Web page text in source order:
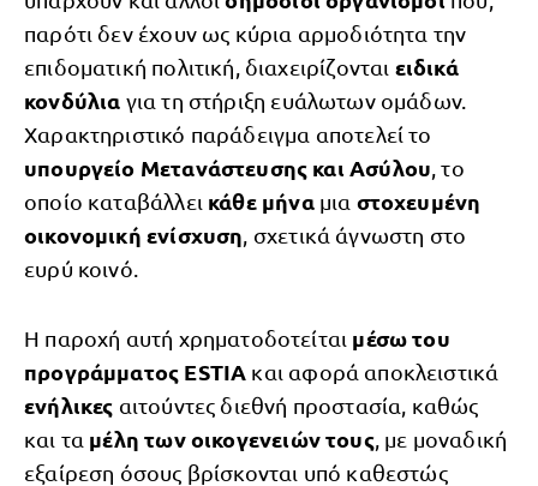
παρότι δεν έχουν ως κύρια αρμοδιότητα την
επιδοματική πολιτική, διαχειρίζονται ειδικά
κονδύλια για τη στήριξη ευάλωτων ομάδων.
Χαρακτηριστικό παράδειγμα αποτελεί το
υπουργείο Μετανάστευσης και Ασύλου , το
οποίο καταβάλλει κάθε μήνα μια στοχευμένη
οικονομική ενίσχυση , σχετικά άγνωστη στο
ευρύ κοινό.
Η παροχή αυτή χρηματοδοτείται μέσω του
προγράμματος ESTIA και αφορά αποκλειστικά
ενήλικες αιτούντες διεθνή προστασία, καθώς
και τα μέλη των οικογενειών τους, με μοναδική
εξαίρεση όσους βρίσκονται υπό καθεστώς